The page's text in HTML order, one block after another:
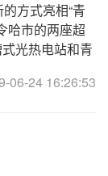
方式亮相“青
哈市的两座超
光热电站和青
06-24 16:26:53